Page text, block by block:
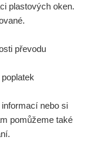
plastových oken.
převodu
nebo si
pomůžeme také